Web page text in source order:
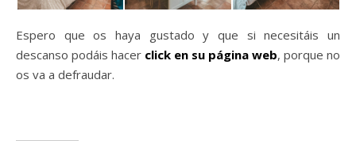
Espero que os haya gustado y que si necesitáis un
descanso podáis hacer click en su página web, porque no
os va a defraudar.